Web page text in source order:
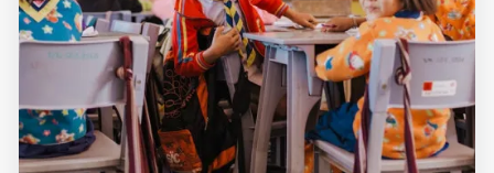
İngilizce Şarkı Sözleri
5 Günde İngilizce
Bilinçaltı İngilizce
İngilizce Biyografiler